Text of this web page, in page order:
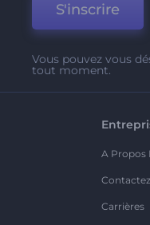
S'inscrire
Vous pouvez vous
tout moment.
A Propos
Carrières